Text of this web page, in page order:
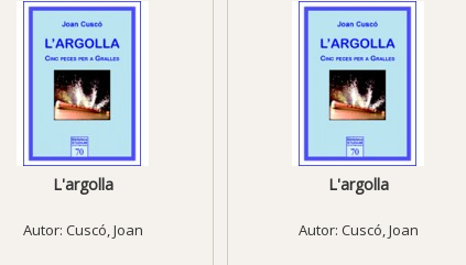
L'argolla
Autor: Cuscó, Joan
L'argolla
Autor: Cuscó, Joan